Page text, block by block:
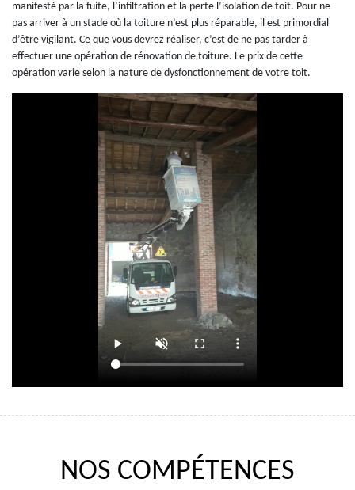
manifesté par la fuite, l’infiltration et la perte l’isolation de toit. Pour ne
pas arriver à un stade où la toiture n’est plus réparable, il est primordial
d’être vigilant. Ce que vous devrez réaliser, c’est de ne pas tarder à
effectuer une opération de rénovation de toiture. Le prix de cette
opération varie selon la nature de dysfonctionnement de votre toit.
NOS COMPÉTENCES